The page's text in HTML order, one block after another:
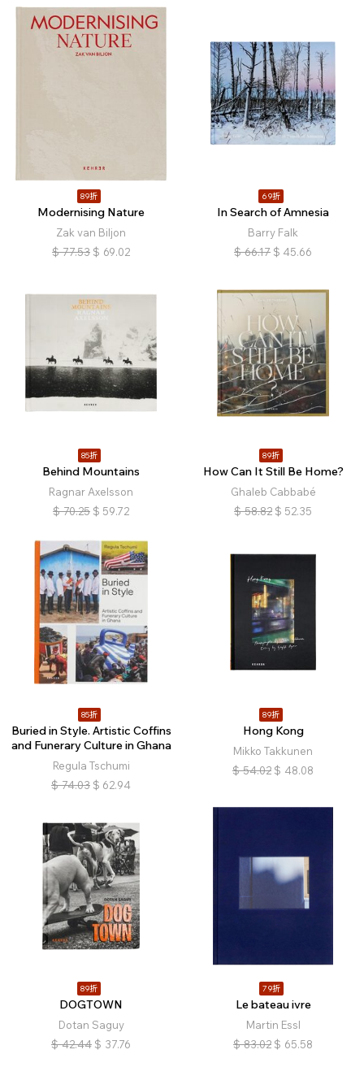
89折
Modernising Nature
Zak van Biljon
$ 77.53 $ 69.02
69折
In Search of Amnesia
Barry Falk
$ 66.17 $ 45.66
85折
Behind Mountains
Ragnar Axelsson
$ 70.25 $ 59.72
89折
How Can It Still Be Home?
Ghaleb Cabbabé
$ 58.82 $ 52.35
85折
Buried in Style. Artistic Coffins
and Funerary Culture in Ghana
Regula Tschumi
$ 74.03 $ 62.94
89折
Hong Kong
Mikko Takkunen
$ 54.02 $ 48.08
89折
DOGTOWN
Dotan Saguy
$ 42.44 $ 37.76
79折
Le bateau ivre
Martin Essl
$ 83.02 $ 65.58